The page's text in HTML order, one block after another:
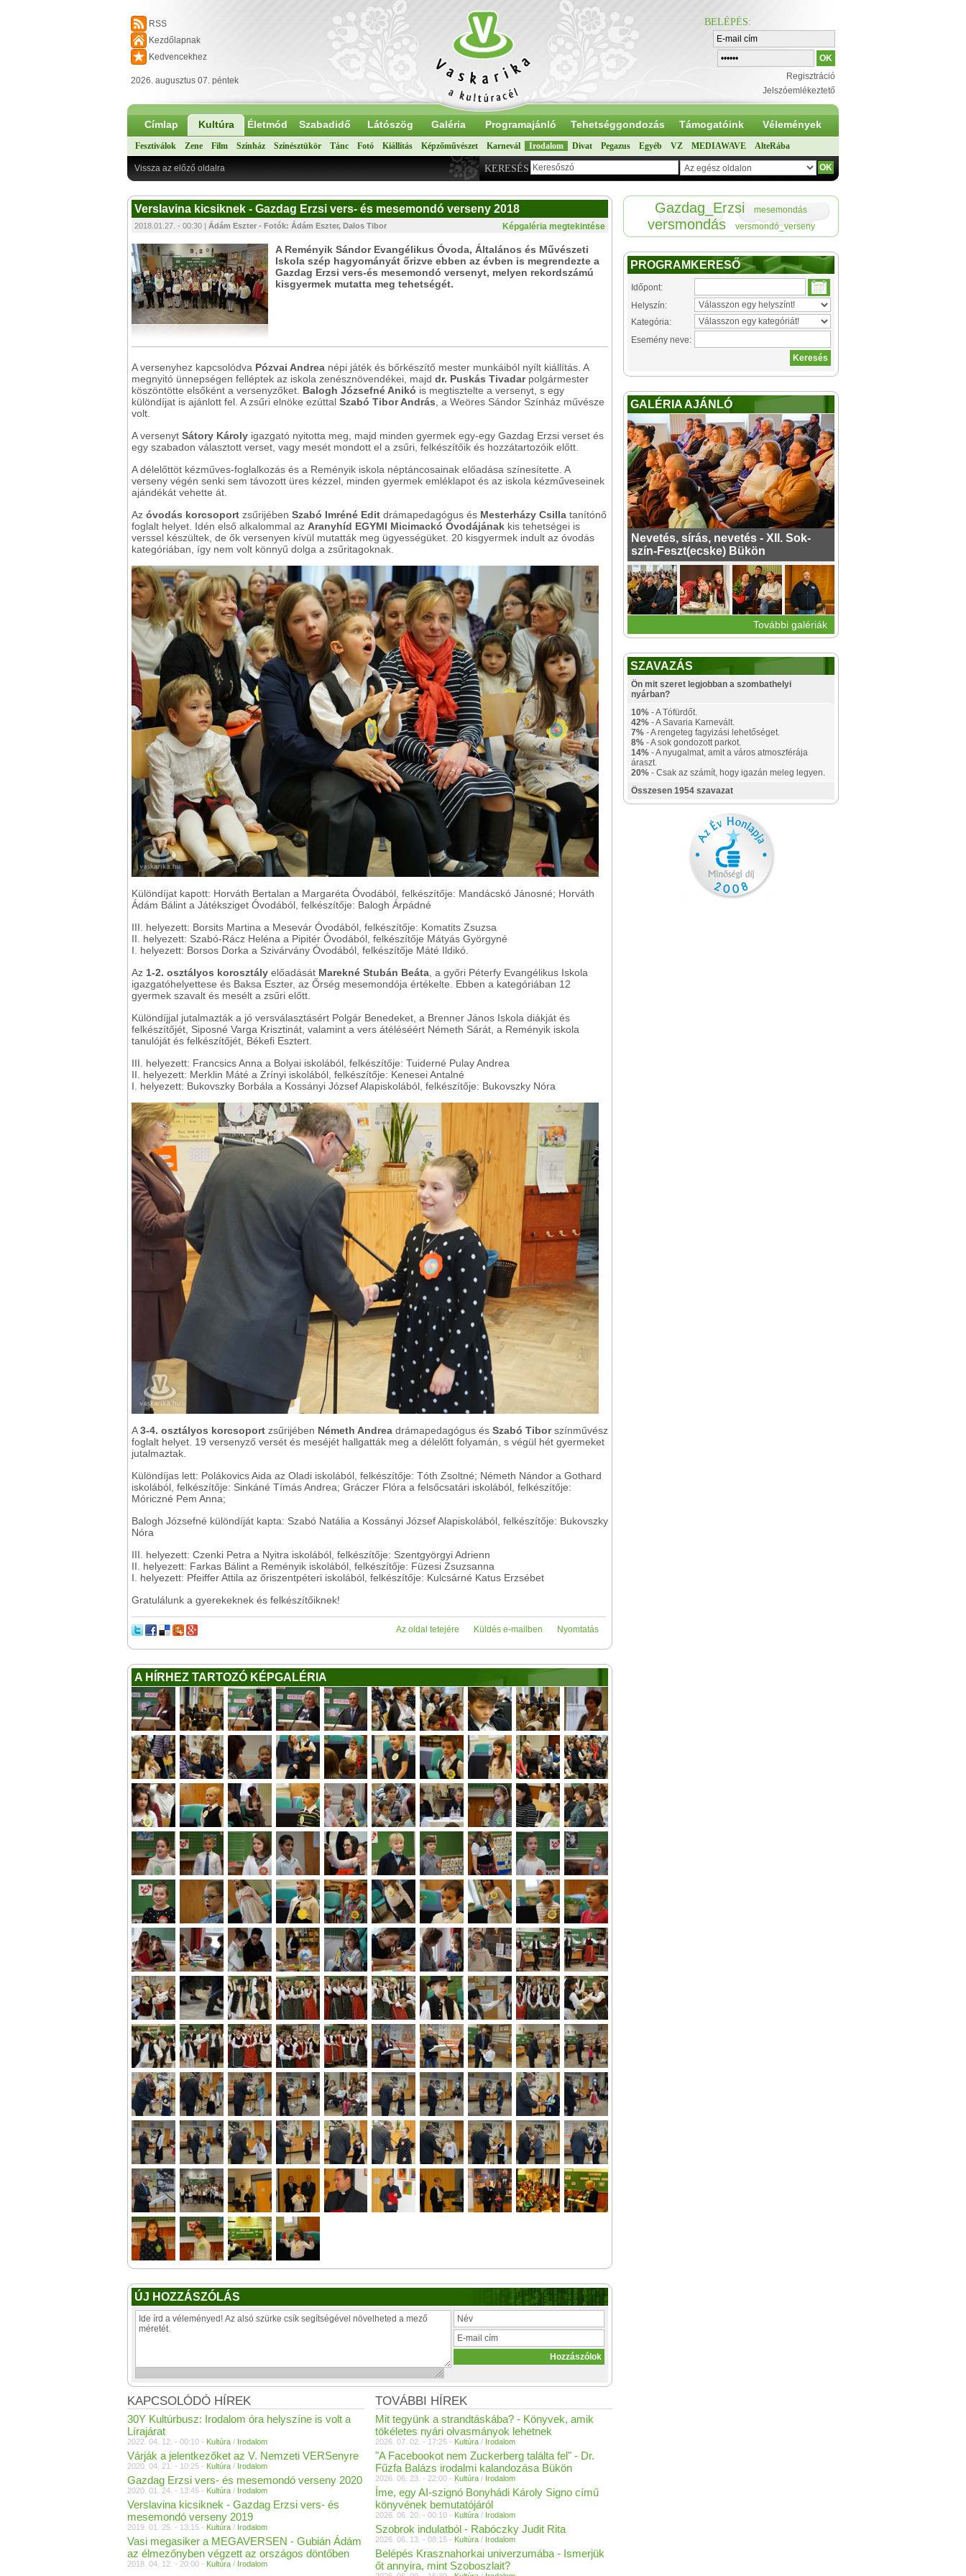
RSS
Kezdőlapnak
Kedvencekhez
2026. augusztus 07. péntek
BELÉPÉS:
Regisztráció
Jelszóemlékeztető
Címlap Kultúra Életmód Szabadidő Látószög Galéria Programajánló Tehetséggondozás Támogatóink Vélemények
Fesztiválok Zene Film Színház Színésztükör Tánc Fotó Kiállítás Képzőművészet Karnevál Irodalom Divat Pegazus Egyéb VZ MEDIAWAVE AlteRába
KERESÉS
Vissza az előző oldalra
Verslavina kicsiknek - Gazdag Erzsi vers- és mesemondó verseny 2018
Képgaléria megtekintése
2018.01.27. - 00:30 | Ádám Eszter - Fotók: Ádám Eszter, Dalos Tibor
A Reményik Sándor Evangélikus Óvoda, Általános és Művészeti
Iskola szép hagyományát őrizve ebben az évben is megrendezte a
Gazdag Erzsi vers-és mesemondó versenyt, melyen rekordszámú
kisgyermek mutatta meg tehetségét.
A versenyhez kapcsolódva Pózvai Andrea népi játék és bőrkészítő mester munkáiból nyílt kiállítás. A
megnyitó ünnepségen felléptek az iskola zenésznövendékei, majd dr. Puskás Tivadarpolgármester
köszöntötte elsőként a versenyzőket. Balogh Józsefné Anikó is megtisztelte a versenyt, s egy
különdíjat is ajánlott fel. A zsűri elnöke ezúttal Szabó Tibor András , a Weöres Sándor Színház művésze
volt.
A versenyt Sátory Károly igazgató nyitotta meg, majd minden gyermek egy-egy Gazdag Erzsi verset és
egy szabadon választott verset, vagy mesét mondott el a zsűri, felkészítőik és hozzátartozóik előtt.
A délelőttöt kézműves-foglalkozás és a Reményik iskola néptáncosainak előadása színesítette. A
verseny végén senki sem távozott üres kézzel, minden gyermek emléklapot és az iskola kézműveseinek
ajándékát vehette át.
Az óvodás korcsoport zsűrijében Szabó Imréné Edit drámapedagógus és Mesterházy Csilla tanítónő
foglalt helyet. Idén első alkalommal az Aranyhíd EGYMI Micimackó Óvodájának kis tehetségei is
verssel készültek, de ők versenyen kívül mutatták meg ügyességüket. 20 kisgyermek indult az óvodás
kategóriában, így nem volt könnyű dolga a zsűritagoknak.
Különdíjat kapott: Horváth Bertalan a Margaréta Óvodából, felkészítője: Mandácskó Jánosné; Horváth
Ádám Bálint a Játéksziget Óvodából, felkészítője: Balogh Árpádné
III. helyezett: Borsits Martina a Mesevár Óvodából, felkészítője: Komatits Zsuzsa
II. helyezett: Szabó-Rácz Heléna a Pipitér Óvodából, felkészítője Mátyás Györgyné
I. helyezett: Borsos Dorka a Szivárvány Óvodából, felkészítője Máté Ildikó.
Az 1-2. osztályos korosztály előadását Marekné Stubán Beáta , a győri Péterfy Evangélikus Iskola
igazgatóhelyettese és Baksa Eszter, az Őrség mesemondója értékelte. Ebben a kategóriában 12
gyermek szavalt és mesélt a zsűri előtt.
Különdíjjal jutalmazták a jó versválasztásért Polgár Benedeket, a Brenner János Iskola diákját és
felkészítőjét, Siposné Varga Krisztinát, valamint a vers átéléséért Németh Sárát, a Reményik iskola
tanulóját és felkészítőjét, Békefi Esztert.
III. helyezett: Francsics Anna a Bolyai iskolából, felkészítője: Tuiderné Pulay Andrea
II. helyezett: Merklin Máté a Zrínyi iskolából, felkészítője: Kenesei Antalné
I. helyezett: Bukovszky Borbála a Kossányi József Alapiskolából, felkészítője: Bukovszky Nóra
A3-4. osztályos korcsoport zsűrijében Németh Andrea drámapedagógus és Szabó Tiborszínművész
foglalt helyet. 19 versenyző versét és meséjét hallgatták meg a délelőtt folyamán, s végül hét gyermeket
jutalmaztak.
Különdíjas lett: Polákovics Aida az Oladi iskolából, felkészítője: Tóth Zsoltné; Németh Nándor a Gothard
iskolából, felkészítője: Sinkáné Tímás Andrea; Gráczer Flóra a felsőcsatári iskolából, felkészítője:
Móriczné Pem Anna;
Balogh Józsefné különdíját kapta: Szabó Natália a Kossányi József Alapiskolából, felkészítője: Bukovszky
Nóra
III. helyezett: Czenki Petra a Nyitra iskolából, felkészítője: Szentgyörgyi Adrienn
II. helyezett: Farkas Bálint a Reményik iskolából, felkészítője: Füzesi Zsuzsanna
I. helyezett: Pfeiffer Attila az őriszentpéteri iskolából, felkészítője: Kulcsárné Katus Erzsébet
Gratulálunk a gyerekeknek és felkészítőiknek!
Nyomtatás
Küldés e-mailben
Az oldal tetejére
A HÍRHEZ TARTOZÓ KÉPGALÉRIA
ÚJ HOZZÁSZÓLÁS
TOVÁBBI HÍREK
Mit tegyünk a strandtáskába? - Könyvek, amik
tökéletes nyári olvasmányok lehetnek
2026. 07. 02. - 17:25 - Kultúra / Irodalom
"A Facebookot nem Zuckerberg találta fel" - Dr.
Fűzfa Balázs irodalmi kalandozása Bükön
2026. 06. 23. - 22:00 - Kultúra / Irodalom
Íme, egy AI-szignó Bonyhádi Károly Signo című
könyvének bemutatójáról
2026. 06. 20. - 00:10 - Kultúra / Irodalom
Szobrok indulatból - Rabóczky Judit Rita
2026. 06. 13. - 08:15 - Kultúra / Irodalom
Belépés Krasznahorkai univerzumába - Ismerjük
őt annyira, mint Szoboszlait?
KAPCSOLÓDÓ HÍREK
30Y Kultúrbusz: Irodalom óra helyszíne is volt a
Lírajárat
2022. 04. 12. - 00:10 - Kultúra / Irodalom
Várják a jelentkezőket az V. Nemzeti VERSenyre
2020. 04. 21. - 10:25 - Kultúra / Irodalom
Gazdag Erzsi vers- és mesemondó verseny 2020
2020. 01. 24. - 13:45 - Kultúra / Irodalom
Verslavina kicsiknek - Gazdag Erzsi vers- és
mesemondó verseny 2019
2019. 01. 25. - 13:15 - Kultúra / Irodalom
Vasi megasiker a MEGAVERSEN - Gubián Ádám
az élmezőnyben végzett az országos döntőben
2018. 04. 12. - 20:00 - Kultúra / Irodalom
Gazdag_Erzsi mesemondás
versmondás versmondó_verseny
PROGRAMKERESŐ
Időpont:
Helyszín:
Kategória:
Esemény neve:
GALÉRIA AJÁNLÓ
Nevetés, sírás, nevetés - XII. Sok-
szín-Feszt(ecske) Bükön
További galériák
SZAVAZÁS
Ön mit szeret legjobban a szombathelyi
nyárban?
10% - A Tófürdőt.
42% - A Savaria Karnevált.
7% - A rengeteg fagyizási lehetőséget.
8% - A sok gondozott parkot.
14% - A nyugalmat, amit a város atmoszférája
áraszt.
20% - Csak az számít, hogy igazán meleg legyen.
Összesen 1954 szavazat